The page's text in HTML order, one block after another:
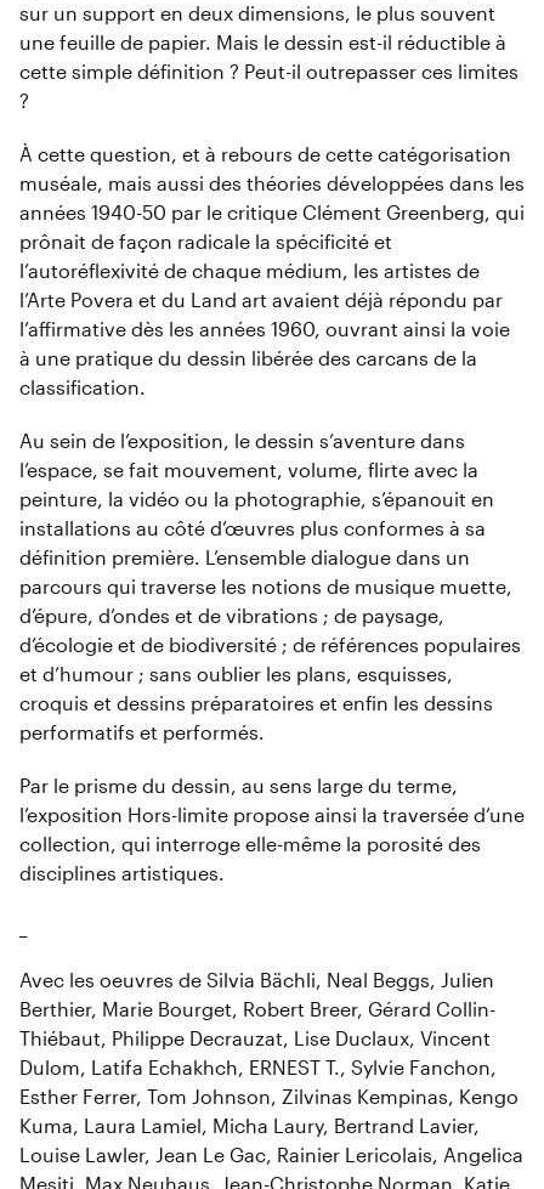
sur un support en deux dimensions, le plus souvent
une feuille de papier. Mais le dessin est-il réductible à
cette simple définition ? Peut-il outrepasser ces limites
?
À cette question, et à rebours de cette catégorisation
muséale, mais aussi des théories développées dans les
années 1940-50 par le critique Clément Greenberg, qui
prônait de façon radicale la spécificité et
l’autoréflexivité de chaque médium, les artistes de
l’Arte Povera et du Land art avaient déjà répondu par
l’affirmative dès les années 1960, ouvrant ainsi la voie
à une pratique du dessin libérée des carcans de la
classification.
Au sein de l’exposition, le dessin s’aventure dans
l’espace, se fait mouvement, volume, flirte avec la
peinture, la vidéo ou la photographie, s’épanouit en
installations au côté d’œuvres plus conformes à sa
définition première. L’ensemble dialogue dans un
parcours qui tra­verse les notions de musique muette,
d’épure, d’ondes et de vibrations ; de paysage,
d’écologie et de biodiversité ; de références popu­laires
et d’humour ; sans oublier les plans, esquisses,
croquis et dessins préparatoires et enfin les dessins
performatifs et performés.
Par le prisme du dessin, au sens large du terme,
l’exposition Hors-limite propose ainsi la traver­sée d’une
collection, qui interroge elle-même la porosité des
disciplines artistiques.
Avec les oeuvres de Silvia Bächli, Neal Beggs, Julien
Berthier, Marie Bourget, Robert Breer, Gérard Collin-
Thiébaut, Philippe Decrauzat, Lise Duclaux, Vincent
Dulom, Latifa Echakhch, ERNEST T., Sylvie Fanchon,
Esther Ferrer, Tom Johnson, Zilvinas Kempinas, Kengo
Kuma, Laura Lamiel, Micha Laury, Bertrand Lavier,
Louise Lawler, Jean Le Gac, Rainier Lericolais, Angelica
Mesiti, Max Neuhaus, Jean-Christophe Norman, Katie